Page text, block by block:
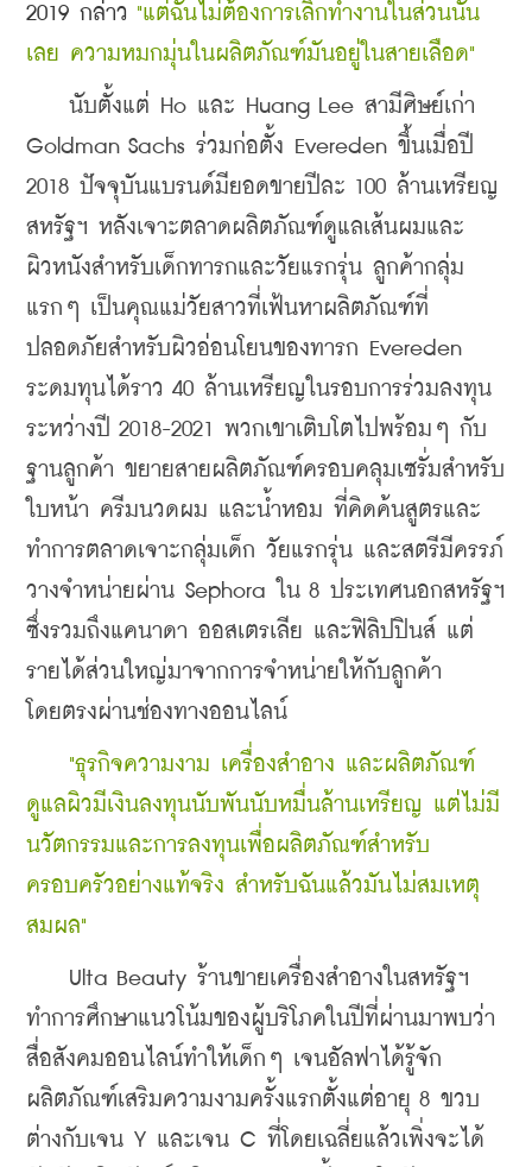
2019 กล่าว "แต่ฉันไม่ต้องการเลิกทำงานในส่วนนั้น
เลย ความหมกมุ่นในผลิตภัณฑ์มันอยู่ในสายเลือด"
นับตั้งแต่ Ho และ Huang Lee สามีศิษย์เก่า
Goldman Sachs ร่วมก่อตั้ง Evereden ขึ้นเมื่อปี
2018 ปัจจุบันแบรนด์มียอดขายปีละ 100 ล้านเหรียญ
สหรัฐฯ หลังเจาะตลาดผลิตภัณฑ์ดูแลเส้นผมและ
ผิวหนังสำหรับเด็กทารกและวัยแรกรุ่น ลูกค้ากลุ่ม
แรกๆ เป็นคุณแม่วัยสาวที่เฟ้นหาผลิตภัณฑ์ที่
ปลอดภัยสำหรับผิวอ่อนโยนของทารก Evereden
ระดมทุนได้ราว 40 ล้านเหรียญในรอบการร่วมลงทุน
ระหว่างปี 2018-2021 พวกเขาเติบโตไปพร้อมๆ กับ
ฐานลูกค้า ขยายสายผลิตภัณฑ์ครอบคลุมเซรั่มสำหรับ
ใบหน้า ครีมนวดผม และน้ำหอม ที่คิดค้นสูตรและ
ทำการตลาดเจาะกลุ่มเด็ก วัยแรกรุ่น และสตรีมีครรภ์
วางจำหน่ายผ่าน Sephora ใน 8 ประเทศนอกสหรัฐฯ
ซึ่งรวมถึงแคนาดา ออสเตรเลีย และฟิลิปปินส์ แต่
รายได้ส่วนใหญ่มาจากการจำหน่ายให้กับลูกค้า
โดยตรงผ่านช่องทางออนไลน์
"ธุรกิจความงาม เครื่องสำอาง และผลิตภัณฑ์
ดูแลผิวมีเงินลงทุนนับพันนับหมื่นล้านเหรียญ แต่ไม่มี
นวัตกรรมและการลงทุนเพื่อผลิตภัณฑ์สำหรับ
ครอบครัวอย่างแท้จริง สำหรับฉันแล้วมันไม่สมเหตุ
สมผล"
Ulta Beauty ร้านขายเครื่องสำอางในสหรัฐฯ
ทำการศึกษาแนวโน้มของผู้บริโภคในปีที่ผ่านมาพบว่า
สื่อสังคมออนไลน์ทำให้เด็กๆ เจนอัลฟาได้รู้จัก
ผลิตภัณฑ์เสริมความงามครั้งแรกตั้งแต่อายุ 8 ขวบ
ต่างกับเจน Y และเจน C ที่โดยเฉลี่ยแล้วเพิ่งจะได้